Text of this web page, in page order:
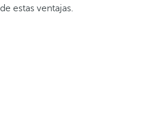
de estas ventajas.